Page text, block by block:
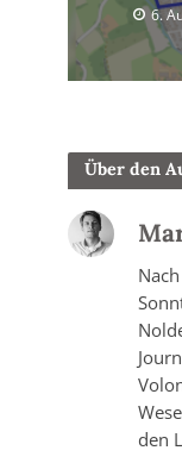
6.
Über den
den